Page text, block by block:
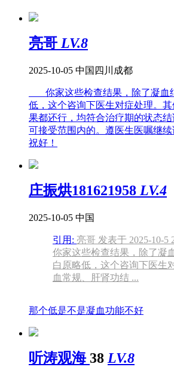
亮哥 LV.8
2025-10-05 中国四川成都
你家这些检查结果，除了凝血
低，这个咨询下医生对症处理。
果都还行，均符合治疗期的状态
可接受范围内的。遵医生医嘱继续
祝好！
庄振烘181621958 LV.4
2025-10-05 中国
引用: 亮哥 发表于 2025-10-5
你家这些检查结果，除了凝
白原略低，这个咨询下医生
血常规、肝肾功结 ...
那个低是不是凝血功能不好
听涛观海 38 LV.8